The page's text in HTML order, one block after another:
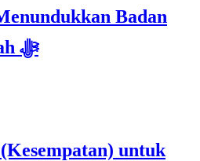
Badan
kepada Selain Allah ﷻ
untuk